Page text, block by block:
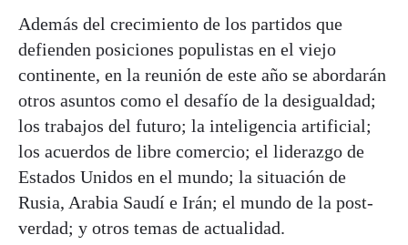
Además del crecimiento de los partidos que
defienden posiciones populistas en el viejo
continente, en la reunión de este año se abordarán
otros asuntos como el desafío de la desigualdad;
los trabajos del futuro; la inteligencia artificial;
los acuerdos de libre comercio; el liderazgo de
Estados Unidos en el mundo; la situación de
Rusia, Arabia Saudí e Irán; el mundo de la post-
verdad; y otros temas de actualidad.